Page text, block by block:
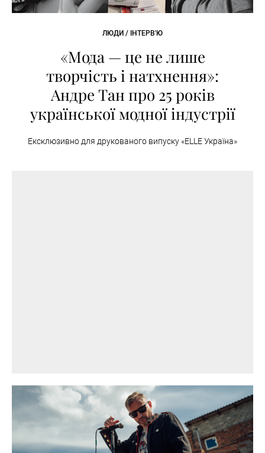
ЛЮДИ / ІНТЕРВ'Ю
«Мода — це не лише
творчість і натхнення»:
Андре Тан про 25 років
української модної індустрії
Ексклюзивно для друкованого випуску «ELLE Україна»